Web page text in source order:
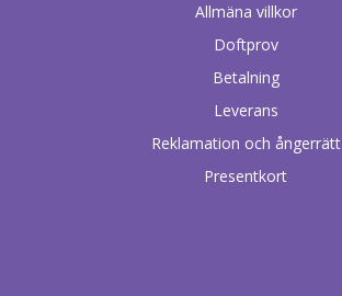
Allmäna villkor
Doftprov
Betalning
Leverans
Reklamation och ångerrätt
Presentkort